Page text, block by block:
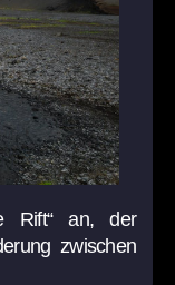
Rift“ an, der
zwischen